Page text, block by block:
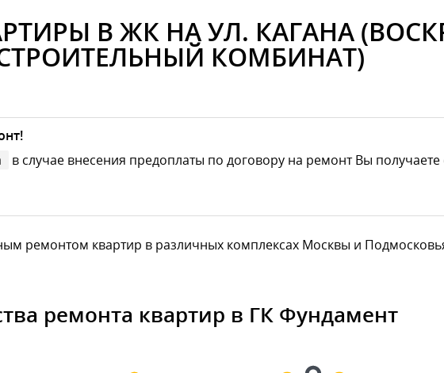
В ЖК НА УЛ. КАГАНА
КОМБИНАТ)
в случае внесения предоплаты по договору на ремонт Вы получаете
ремонтом квартир в различных комплексах Москвы и
ремонта квартир в ГК Фундамент